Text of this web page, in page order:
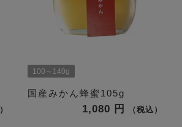
100～140g
国産みかん蜂蜜105g
1,080 税込